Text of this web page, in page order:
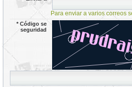
Para enviar a varios correos
*Código se
seguridad